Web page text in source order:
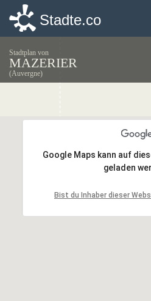
Stadte.co
Stadtplan von
MAZERIER
(Auvergne)
Google Maps kann auf
geladen
Bist du Inhaber dieser
Google Maps kann auf
geladen
Bist du Inhaber dieser
Stadte.co